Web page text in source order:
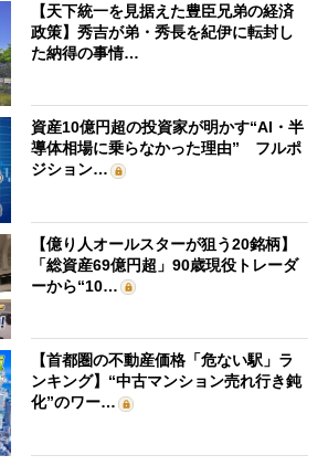
【天下統一を見据えた豊臣兄弟の経済
政策】秀吉が弟・秀長を紀伊に転封し
た納得の事情…
資産10億円超の投資家が明かす“AI・半
導体相場に乗らなかった理由” フルポ
ジション…
【億り人オールスターが狙う20銘柄】
「総資産69億円超」90歳現役トレーダ
ーから“10…
【首都圏の不動産価格「危ない駅」ラ
ンキング】“中古マンション売れ行き鈍
化”のワー…